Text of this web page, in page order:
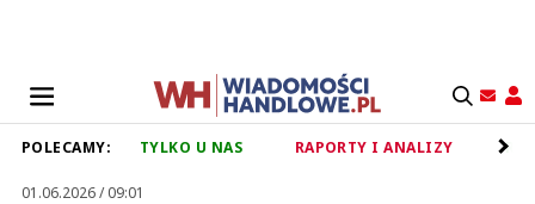
POLECAMY: TYLKO U NAS RAPORTY I ANALIZY
01.06.2026 / 09:01